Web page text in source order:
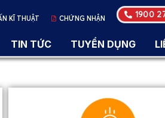
KĨ THUẬT CHỨNG NHẬN 1900
TIN TỨC TUYỂN DỤNG